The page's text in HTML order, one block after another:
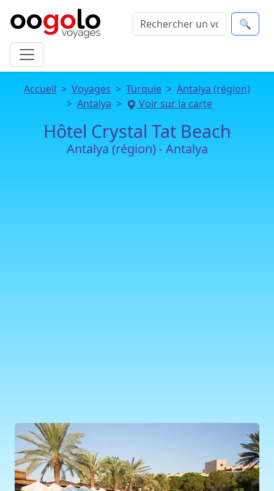
🔍
Accueil Voyages Turquie
Antalya (région)
Antalya
Voir sur la carte
Hôtel Crystal Tat Beach
Antalya (région) - Antalya